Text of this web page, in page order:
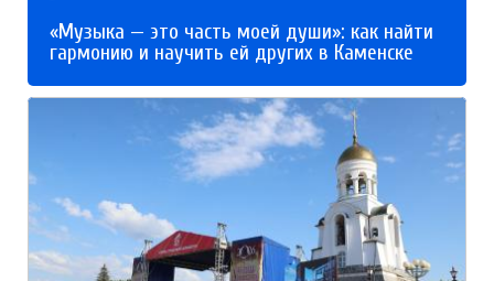
«Музыка — это часть моей души»: как найти
гармонию и научить ей других в Каменске